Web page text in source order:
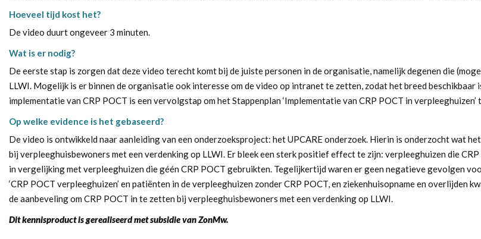
Hoeveel tijd kost het?
De video duurt ongeveer 3 minuten.
Wat is er nodig?
De eerste stap is zorgen dat deze video terecht komt bij de juiste personen in de organisatie, namelijk degenen die
LLWI. Mogelijk is er binnen de organisatie ook interesse om de video op intranet te zetten, zodat het breed beschikbaar
implementatie van CRP POCT is een vervolgstap om hetStappenplan ‘Implementatie van CRP POCT in verpleeghuizen’
Op welke evidence is het gebaseerd?
De video is ontwikkeld naar aanleiding van een onderzoeksproject: het UPCARE onderzoek. Hierin is onderzocht wat
bij verpleeghuisbewoners met een verdenking op LLWI. Er bleek een sterk positief effect te zijn: verpleeghuizen die
in vergelijking met verpleeghuizen die géén CRP POCT gebruikten. Tegelijkertijd waren er geen negatieve gevolgen
‘CRP POCT verpleeghuizen’ en patiënten in de verpleeghuizen zonder CRP POCT, en ziekenhuisopname en
de aanbeveling om CRP POCT in te zetten bij verpleeghuisbewoners met een verdenking op LLWI.
Dit kennisproduct is gerealiseerd met subsidie van ZonMw.